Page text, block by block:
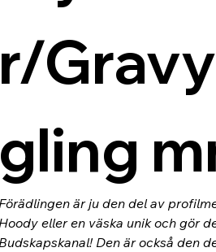
är ju den del av
eller en väska unik och gör
Den är också den